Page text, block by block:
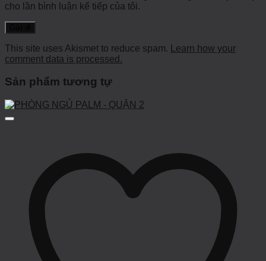
cho lần bình luận kế tiếp của tôi.
This site uses Akismet to reduce spam.
Learn how your
comment data is processed.
Sản phẩm tương tự